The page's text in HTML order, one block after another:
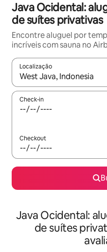
Java Ocidental:
de suítes privativas
Encontre aluguel por
incríveis com sauna no
Localização
Quando os resultados
Check-in
Checkout
Java Ocidental:
de suítes